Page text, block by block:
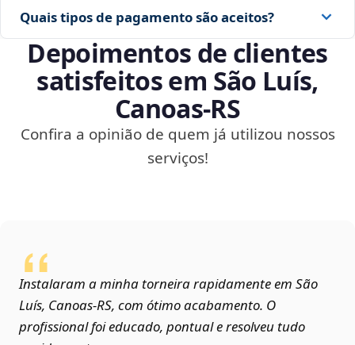
Quais tipos de pagamento são aceitos?
Depoimentos de clientes
satisfeitos em São Luís,
Canoas‑RS
Confira a opinião de quem já utilizou nossos
serviços!
Instalaram a minha torneira rapidamente em São
Luís, Canoas‑RS, com ótimo acabamento. O
profissional foi educado, pontual e resolveu tudo